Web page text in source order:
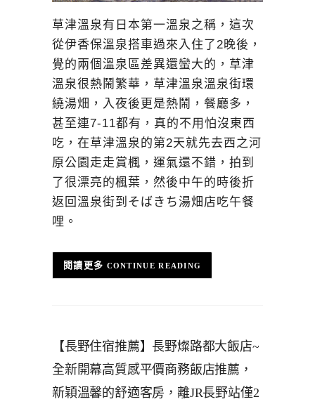
草津溫泉有日本第一溫泉之稱，這次
從伊香保溫泉搭車過來入住了2晚後，
覺的兩個溫泉區差異還蠻大的，草津
溫泉很熱鬧繁華，草津溫泉溫泉街環
繞湯畑，入夜後更是熱鬧，餐廳多，
甚至連7-11都有，真的不用怕沒東西
吃，在草津溫泉的第2天就先去西之河
原公園走走賞楓，運氣還不錯，拍到
了很漂亮的楓葉，然後中午的時後折
返回溫泉街到そばきち湯畑店吃午餐
哩。
CONTINUE READING
【長野住宿推薦】長野燦路都大飯店~
全新開幕高質感平價商務飯店推薦，
新穎溫馨的舒適客房，離JR長野站僅2